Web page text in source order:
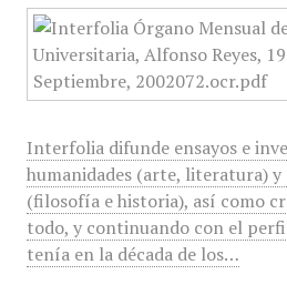
Interfolia difunde ensayos e
humanidades (arte, literatura) y
(filosofía e historia), así como
todo, y continuando con el
tenía en la década de los…